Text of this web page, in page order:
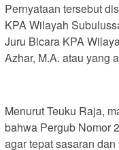
Pernyataan tersebut
KPA Wilayah
Juru Bicara KPA
Azhar, M.A. atau yang
Menurut Teuku Raja,
bahwa Pergub Nomor
agar tepat sasaran